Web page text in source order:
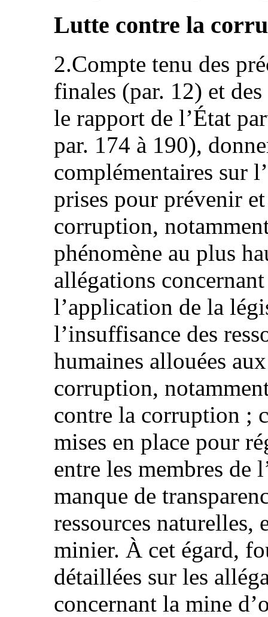
Lutte contre la
2.Compte tenu des
finales (par. 12) et
le rapport de l’État
par. 174 à 190),
complémentaires sur
prises pour prévenir
corruption,
phénomène au plus
allégations
l’application de la
l’insuffisance des
humaines allouées
corruption,
contre la corruption ;
mises en place pour
entre les membres de
manque de
ressources naturelles,
minier. À cet égard,
détaillées sur les
concernant la mine